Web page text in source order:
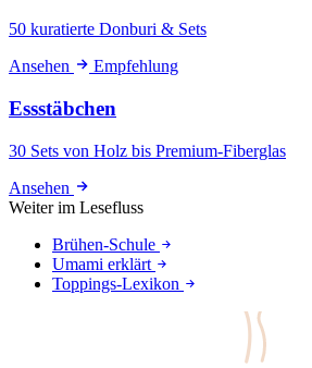
50 kuratierte Donburi & Sets
Ansehen
Empfehlung
Essstäbchen
30 Sets von Holz bis Premium-Fiberglas
Ansehen
Weiter im Lesefluss
Brühen-Schule
Umami erklärt
Toppings-Lexikon